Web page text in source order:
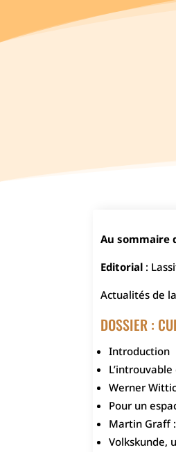
Au sommaire
Editorial :
Actualités de
DOSSIER :
Introduction
Werner
Pour un
Martin Graff
Volkskunde,